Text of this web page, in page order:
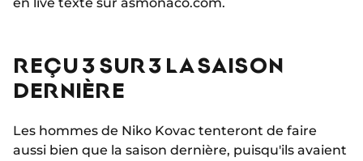
REÇU 3 SUR 3 LA SAISON
DERNIÈRE
Les hommes de Niko Kovac tenteront de faire
aussi bien que la saison dernière, puisqu'ils avaient